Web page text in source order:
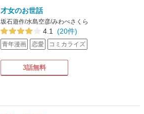
才女のお世話
坂石遊作/水島空彦/みわべさくら
4.1 (20件)
青年漫画 恋愛 コミカライズ
3話無料